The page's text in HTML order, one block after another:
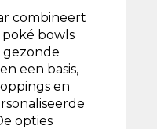
combineert
bowls
gezonde
een basis,
en
opties